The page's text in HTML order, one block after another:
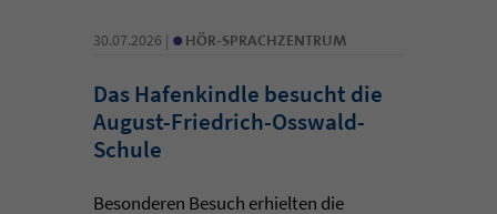
30.07.2026 | • HÖR-SPRACHZENTRUM
Das Hafenkindle besucht die
August-Friedrich-Osswald-
Schule
Besonderen Besuch erhielten die